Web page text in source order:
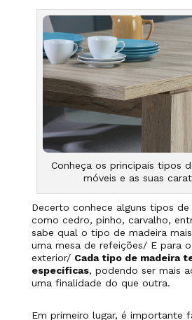
Conheça os principais tipos
móveis e as suas
Decerto conhece alguns tipos de
como cedro, pinho, carvalho,
sabe qual o tipo de madeira
uma mesa de refeições/ E para
exterior/ Cada tipo de madeira
específicas, podendo ser mais
uma finalidade do que outra.
Em primeiro lugar, é importante